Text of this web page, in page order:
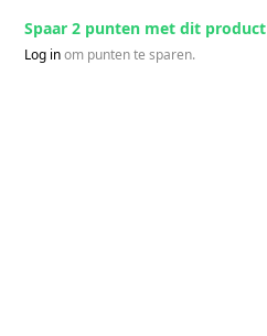
Spaar 2 punten met dit product
Log inom punten te sparen.